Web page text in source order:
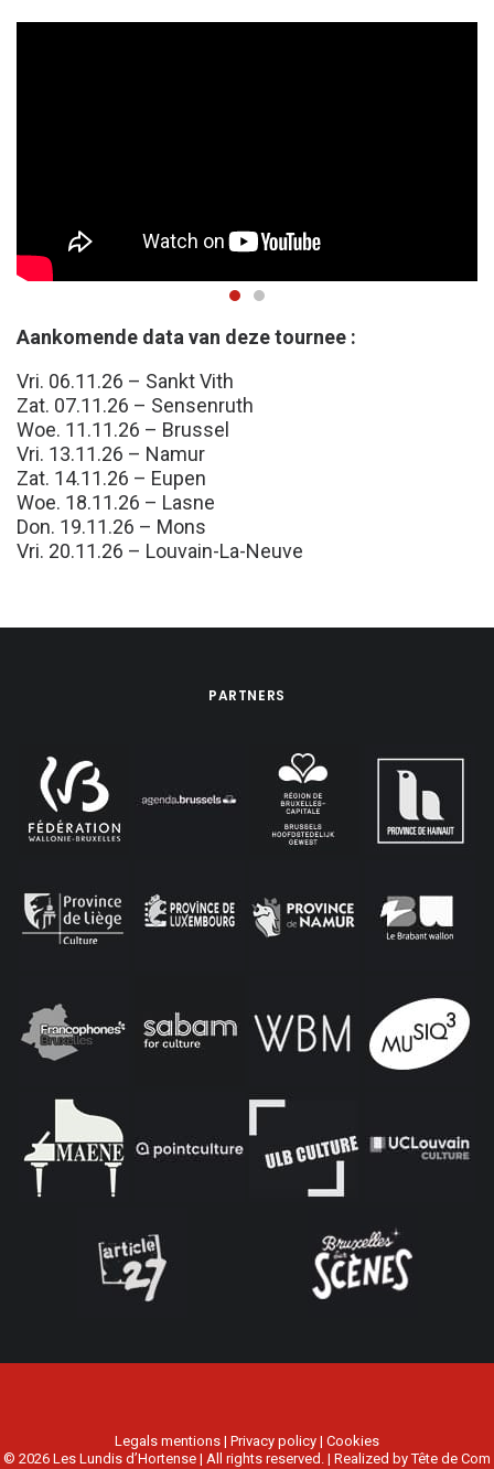
Aankomende data van deze tournee :
Vri. 06.11.26 – Sankt Vith
Zat. 07.11.26 – Sensenruth
Woe. 11.11.26 – Brussel
Vri. 13.11.26 – Namur
Zat. 14.11.26 – Eupen
Woe. 18.11.26 – Lasne
Don. 19.11.26 – Mons
Vri. 20.11.26 – Louvain-La-Neuve
PARTNERS
Legals mentions | Privacy policy | Cookies
© 2026 Les Lundis d’Hortense | All rights reserved. | Realized byTête de Com